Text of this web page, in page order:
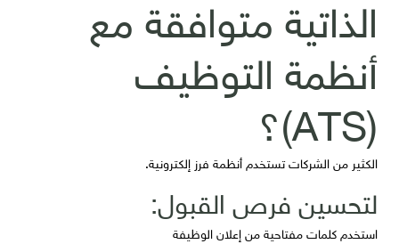
الذاتية متوافقة مع
أنظمة التوظيف
(ATS)؟
الكثير من الشركات تستخدم أنظمة فرز إلكترونية.
لتحسين فرص القبول:
استخدم كلمات مفتاحية من إعلان الوظيفة